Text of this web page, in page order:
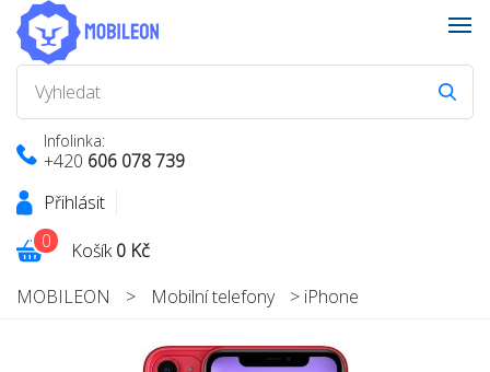
Infolinka:
+420 606 078 739
Přihlásit
Košík0 Kč
0
MOBILEON > Mobilní telefony > iPhone